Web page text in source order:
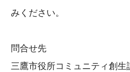
みください。
問合せ先
三鷹市役所コミュニティ創生